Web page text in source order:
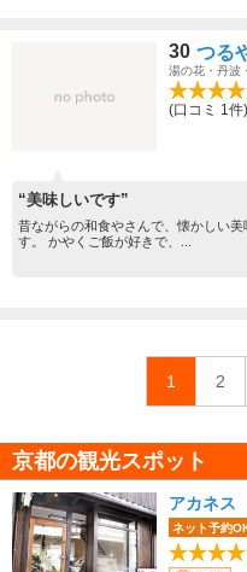
30 つる
湯の花・丹波
(口コミ 1件)
“美味しいです”
昔ながらの和食やさんで、懐かしい
す。 かやくご飯が好きで、...
1 2
京都の観光スポット
アカネ
ネット予約